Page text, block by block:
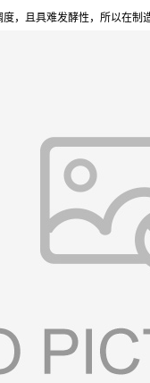
，且具难发酵性，所以在制